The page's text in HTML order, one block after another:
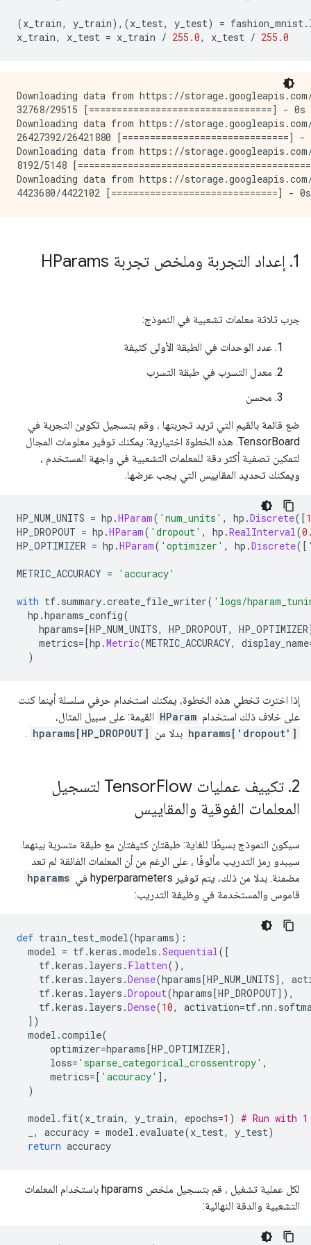
(x_train, y_train),(x_test, y_test) = fashion_mnist.
x_train, x_test = x_train / 255.0, x_test / 255.0
Downloading data from https://
32768/29515 [=================================] -
Downloading data from https://
26427392/26421880
Downloading data from https://
8192/5148
Downloading data from https://
1
. إعداد التجربة وملخص تجربة HParams
جرب ثلاثة معلمات تشعبية في النموذج:
عدد الوحدات في الطبقة الأولى كثيفة
معدل التسرب في طبقة التسرب
محسن
ضع قائمة بالقيم التي تريد تجربتها ، وقم بتسجيل تكوين التجربة في
TensorBoard. هذه الخطوة اختيارية: يمكنك توفير معلومات المجال
لتمكين تصفية أكثر دقة للمعلمات التشعبية في واجهة المستخدم ،
ويمكنك تحديد المقاييس التي يجب عرضها.
HP_NUM_UNITS = hp .HParam( 'num_units' , hp .Discrete([
HP_DROPOUT = hp .HParam( 'dropout' , hp .RealInterval(
HP_OPTIMIZER = hp .HParam( 'optimizer' , hp .Discrete([
METRIC_ACCURACY = 'accuracy'
with tf. summary.create_file_writer( 'logs/
hp .hparams_config(
hparams=[HP_NUM_UNITS, HP_DROPOUT, HP_OPTIMIZER
metrics=[hp .Metric(METRIC_ACCURACY, display_name
)
إذا اخترت تخطي هذه الخطوة، يمكنك استخدام حرفي سلسلة أينما كنت
على خلاف ذلك استخدام HParam القيمة: على سبيل المثال،
hparams['dropout'] بدلا من hparams[HP_DROPOUT]
.
2
. تكييف عمليات Tensor
Flow لتسجيل
المعلمات الفوقية والمقاييس
سيكون النموذج بسيطًا للغاية: طبقتان كثيفتان مع طبقة متسربة بينهما.
سيبدو رمز التدريب مألوفًا ، على الرغم من أن المعلمات الفائقة لم تعد
مضمنة. بدلا من ذلك، يتم توفير hyperparameters في
hparams
قاموس والمستخدمة في وظيفة التدريب:
def train_test_model(hparams):
model = tf.keras .models .Sequential([
tf.keras . layers . Flatten(),
tf.keras . layers .Dense(hparams[HP_NUM_UNITS],
tf.keras . layers .Dropout(hparams[HP_DROPOUT]),
tf.keras . layers .Dense(10, activation=tf.nn .
])
model .compile(
optimizer=hparams[HP_OPTIMIZER],
loss= 'sparse_categorical_crossentropy' ,
metrics=[ 'accuracy' ],
)
model . fit(x_train, y_train, epochs=1 ) # Run with
, accuracy = model . evaluate(x_test, y_test)
return accuracy
لكل عملية تشغيل ، قم بتسجيل ملخص hparams باستخدام المعلمات
التشعبية والدقة النهائية: